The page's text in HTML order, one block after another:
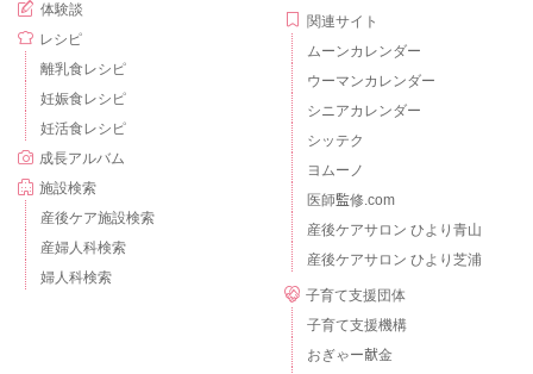
体験談
レシピ
離乳食レシピ
妊娠食レシピ
妊活食レシピ
成長アルバム
施設検索
産後ケア施設検索
産婦人科検索
婦人科検索
関連サイト
ムーンカレンダー
ウーマンカレンダー
シニアカレンダー
シッテク
ヨムーノ
医師監修.com
産後ケアサロン ひより青山
産後ケアサロン ひより芝浦
子育て支援団体
子育て支援機構
おぎゃー献金